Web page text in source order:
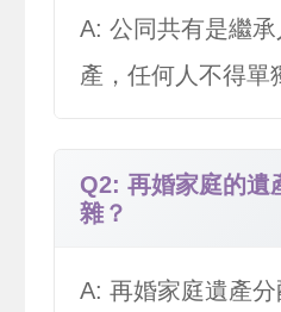
A: 公同共有是繼
產，任何人不得單
Q2: 再婚家庭的遺
雜？
A: 再婚家庭遺產